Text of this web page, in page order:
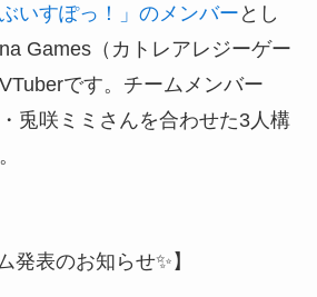
ぶいすぽっ！」のメンバー とし
Games（カトレアレジーゲー
です。チームメンバー
兎咲ミミさんを合わせた3人構
発表のお知らせ✨】